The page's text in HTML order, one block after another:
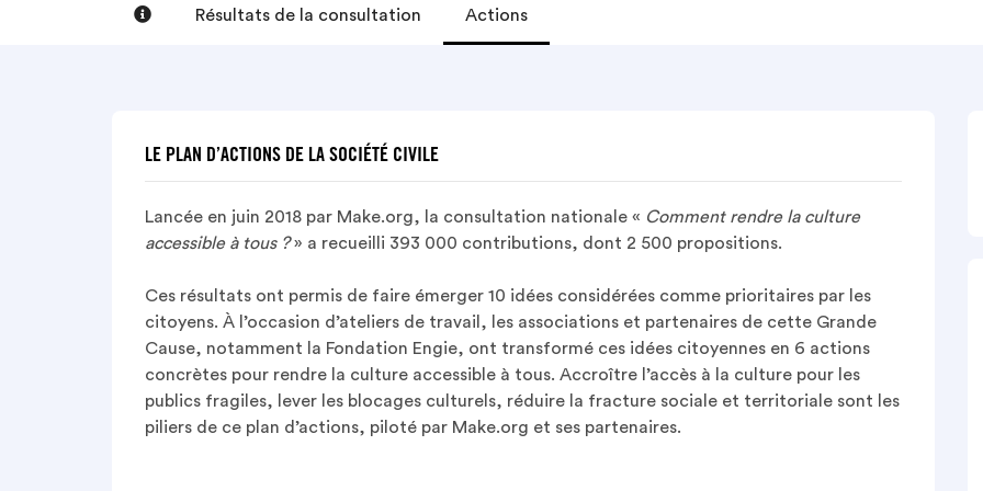
 Résultats de la consultation Actions
LE PLAN D’ACTIONS DE LA SOCIÉTÉ CIVILE
Lancée en juin 2018 par Make.org, la consultation nationale « Comment rendre la culture
accessible à tous ?» a recueilli 393 000 contributions, dont 2 500 propositions.
Ces résultats ont permis de faire émerger 10 idées considérées comme prioritaires par les
citoyens. À l’occasion d’ateliers de travail, les associations et partenaires de cette Grande
Cause, notamment la Fondation Engie, ont transformé ces idées citoyennes en 6 actions
concrètes pour rendre la culture accessible à tous. Accroître l’accès à la culture pour les
publics fragiles, lever les blocages culturels, réduire la fracture sociale et territoriale sont les
piliers de ce plan d’actions, piloté par Make.org et ses partenaires.